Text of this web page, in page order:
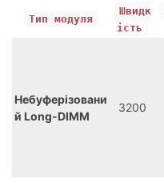
Тип модуля
Швидк
ість
Небуферізовани
й Long-DIMM
3200